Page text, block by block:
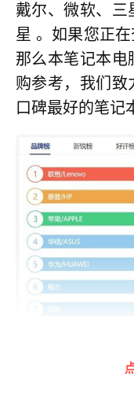
戴尔、微软、三
星 。如果您正在
那么本笔记本电
购参考，我们致
口碑最好的笔记